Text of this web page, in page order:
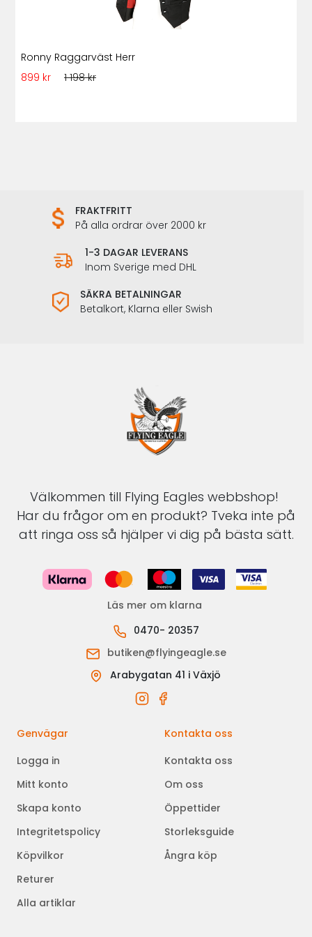
Ronny Raggarväst Herr
899 kr
1 198 kr
FRAKTFRITT
På alla ordrar över 2000 kr
1-3 DAGAR LEVERANS
Inom Sverige med DHL
SÄKRA BETALNINGAR
Betalkort, Klarna eller Swish
Välkommen till Flying Eagles webbshop!
Har du frågor om en produkt? Tveka inte på
att ringa oss så hjälper vi dig på bästa sätt.
Läs mer om klarna
0470- 20357
butiken@flyingeagle.se
Arabygatan 41 i Växjö
Genvägar
Logga in
Mitt konto
Skapa konto
Integritetspolicy
Köpvilkor
Returer
Alla artiklar
Kontakta oss
Kontakta oss
Om oss
Öppettider
Storleksguide
Ångra köp